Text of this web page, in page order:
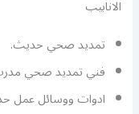
الانابيب
تمديد صحي حديث.
فني تمديد صحي
ادوات ووسائل عمل